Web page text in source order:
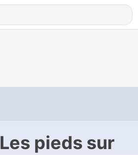
Les pieds sur